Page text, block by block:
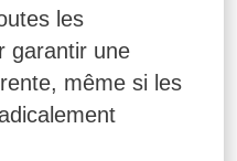
les
garantir une
même si les